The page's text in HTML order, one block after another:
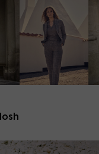
e-mailadres in
en klik op